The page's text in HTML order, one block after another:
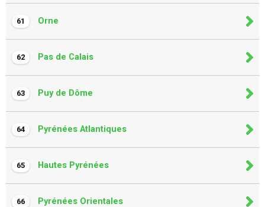
61 Orne
62 Pas de Calais
63 Puy de Dôme
64 Pyrénées Atlantiques
65 Hautes Pyrénées
66 Pyrénées Orientales